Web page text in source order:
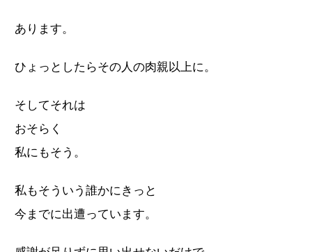
あります。
ひょっとしたらその人の肉親以上に。
そしてそれは
おそらく
私にもそう。
私もそういう誰かにきっと
今までに出遭っています。